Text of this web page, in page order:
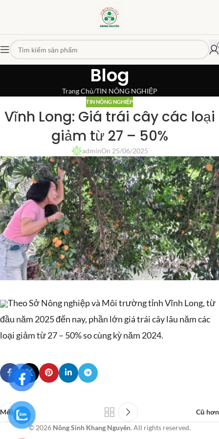
Blog
Trang Chủ TIN NÔNG NGHIỆP
TIN NÔNG NGHIỆP
Vĩnh Long: Giá trái cây các loại
giảm từ 27 – 50%
adminOn 25/06/2025
Theo Sở Nông nghiệp và Môi trường tỉnh Vĩnh Long, từ
đầu năm 2025 đến nay, phần lớn giá trái cây lâu năm các
loại giảm từ 27 – 50% so cùng kỳ năm 2024.
Mới hơn
Cũ hơn
© 2026 Nông Sinh Khang Nguyên. All rights reserved.